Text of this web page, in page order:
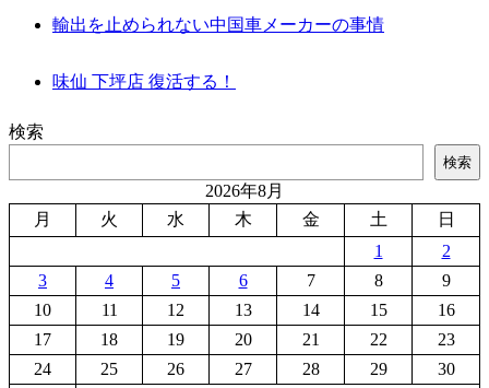
輸出を止められない中国車メーカーの事情
味仙 下坪店 復活する！
検索
検索
2026年8月
月
火 水 木 金 土
日
1
2
3
4 5 6 7 8
9
10
11 12 13 14 15
16
17
18 19 20 21 22
23
24
25 26 27 28 29
30